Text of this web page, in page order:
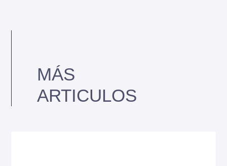
MÁS
ARTICULOS